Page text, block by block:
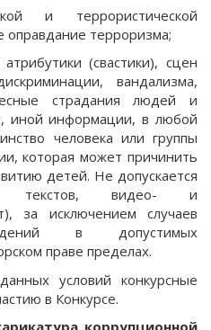
и террористической
оправдание терроризма;
(свастики), сцен
вандализма,
страдания людей и
иной информации, в любой
человека или группы
которая может причинить
детей. Не допускается
текстов, видео- и
за исключением случаев
в допустимых
праве пределах.
условий конкурсные
в Конкурсе.
коррупционной